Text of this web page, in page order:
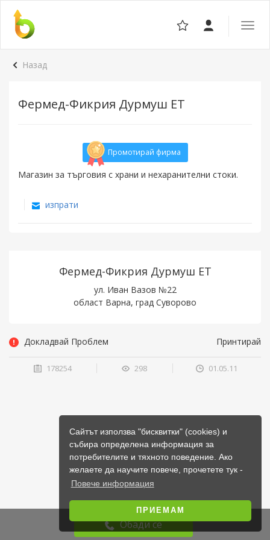
Сайтът използва "бисквитки" (cookies) и
събира определена информация за
потребителите и тяхното поведение. Ако
желаете да научите повече, прочетете тук -
Повече информация
ПРИЕМАМ
Назад
Фермед-Фикрия Дурмуш ЕТ
Промотирай фирма
Магазин за търговия с храни и нехаранителни стоки.
изпрати
Фермед-Фикрия Дурмуш ЕТ
ул. Иван Вазов №22
област Варна, град Суворово
Обади се
Докладвай Проблем Принтирай
178254 298 01.05.11